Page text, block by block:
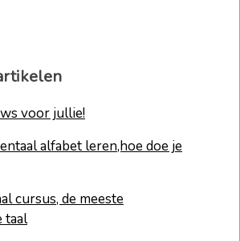
voor jullie!
alfabet leren,hoe doe je
cursus, de meeste
taal